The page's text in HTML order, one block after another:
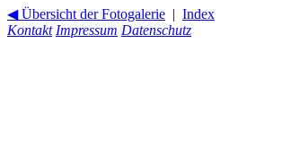
◀ Übersicht der Fotogalerie | Index
Kontakt Impressum Datenschutz